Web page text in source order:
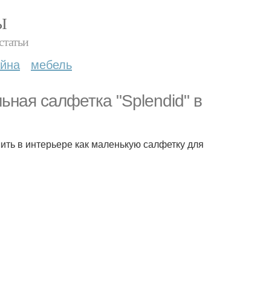
мебель
салфетка "Splendid" в
в интерьере как маленькую салфетку для